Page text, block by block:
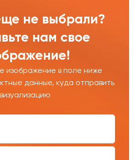
не выбрали?
нам свое
изображение в поле ниже
данные, куда отправить
визуализацию